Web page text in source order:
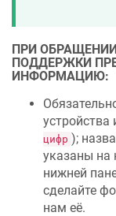
ПРИ
ПОДДЕРЖКИ
ИНФОРМАЦИЮ:
устройства
цифр );
указаны на
нижней
сделайте
нам её.